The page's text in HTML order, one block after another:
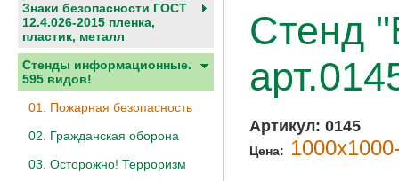
Знаки безопасности ГОСТ
12.4.026-2015 пленка,
пластик, металл
Стенды информационные.
595 видов!
01. Пожарная безопасность
02. Гражданская оборона
03. Осторожно! Терроризм
Стенд
Артикул: 0145
Цена: